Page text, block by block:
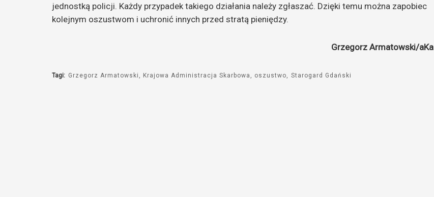
jednostką policji. Każdy przypadek takiego działania należy zgłaszać. Dzięki temu można zapobiec
kolejnym oszustwom i uchronić innych przed stratą pieniędzy.
Grzegorz Armatowski/aKa
Tagi: Grzegorz Armatowski Krajowa Administracja Skarbowa oszustwo Starogard Gdański